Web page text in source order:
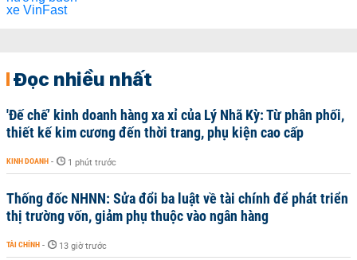
Đọc nhiều nhất
'Đế chế’ kinh doanh hàng xa xỉ của Lý Nhã Kỳ: Từ phân phối,
thiết kế kim cương đến thời trang, phụ kiện cao cấp
KINH DOANH - 1 phút trước
Thống đốc NHNN: Sửa đổi ba luật về tài chính để phát triển
thị trường vốn, giảm phụ thuộc vào ngân hàng
TÀI CHÍNH - 13 giờ trước